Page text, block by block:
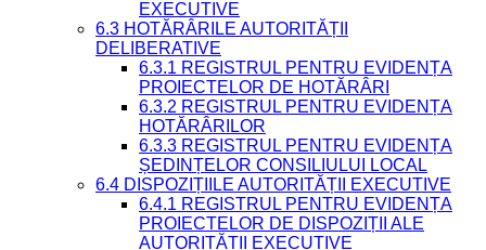
EXECUTIVE
6.3 HOTĂRÂRILE AUTORITĂȚII
DELIBERATIVE
6.3.1 REGISTRUL PENTRU EVIDENȚA
PROIECTELOR DE HOTĂRÂRI
6.3.2 REGISTRUL PENTRU EVIDENȚA
HOTĂRÂRILOR
6.3.3 REGISTRUL PENTRU EVIDENȚA
ȘEDINȚELOR CONSILIULUI LOCAL
6.4 DISPOZIȚIILE AUTORITĂȚII EXECUTIVE
6.4.1 REGISTRUL PENTRU EVIDENȚA
PROIECTELOR DE DISPOZIȚII ALE
AUTORITĂȚII EXECUTIVE